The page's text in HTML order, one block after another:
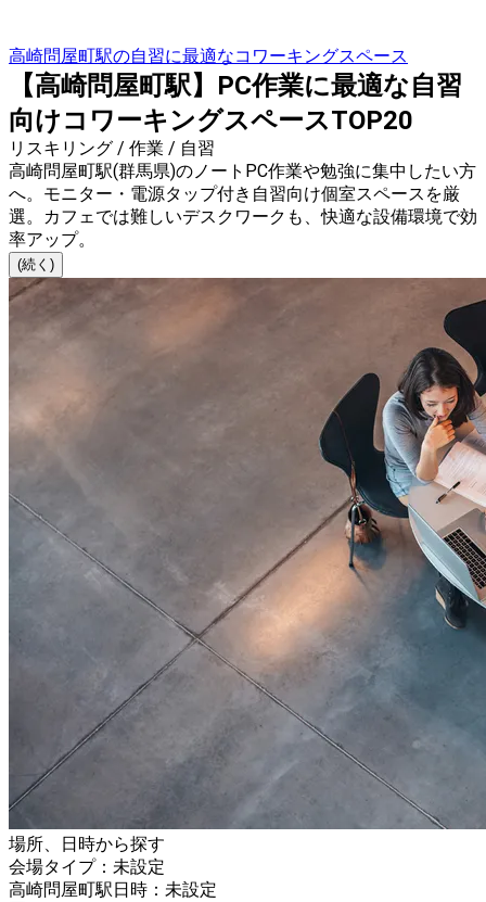
高崎問屋町駅の自習に最適なコワーキングスペース
【高崎問屋町駅】PC作業に最適な自習
向けコワーキングスペースTOP20
リスキリング / 作業 / 自習
高崎問屋町駅(群馬県)のノートPC作業や勉強に集中したい方
へ。モニター・電源タップ付き自習向け個室スペースを厳
選。カフェでは難しいデスクワークも、快適な設備環境で効
率アップ。
(続く)
場所、日時から探す
会場タイプ：未設定
高崎問屋町駅日時：未設定